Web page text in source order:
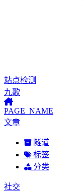
站点检测
九歌
PAGE_NAME
文章
隧道
标签
分类
社交